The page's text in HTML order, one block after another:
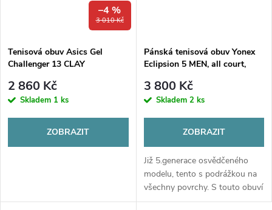
3 010 Kč
–4 %
Tenisová obuv Asics Gel
Challenger 13 CLAY
2 860 Kč
Skladem 1 ks
ZOBRAZIT
Pánská tenisová obuv Yonex
Eclipsion 5 MEN, all court,
3 800 Kč
Skladem 2 ks
ZOBRAZIT
Již 5.generace osvědčeného
modelu, tento s podrážkou na
všechny povrchy. S touto obuví
hrají i hráči na profesionálních